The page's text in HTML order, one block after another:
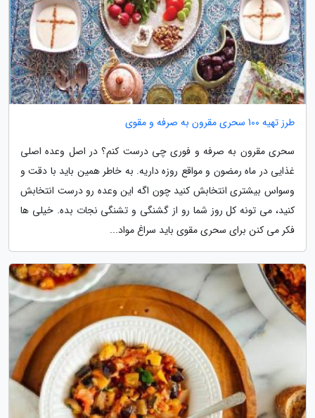
طرز تهیه 100 سحری مقرون به صرفه و مقوی
سحری مقرون به صرفه و فوری چی درست کنم؟ در اصل وعده اصلی
غذایی در ماه رمضون و مواقع روزه داریه. به خاطر همین باید با دقت و
وسواس بیشتری انتخابش کنید چون اگه این وعده رو درست انتخابش
کنید، می تونه کل روز شما رو از گشنگی و تشنگی نجات بده. خیلی ها
فکر می کنن برای سحری مقوی باید سراغ مواد...